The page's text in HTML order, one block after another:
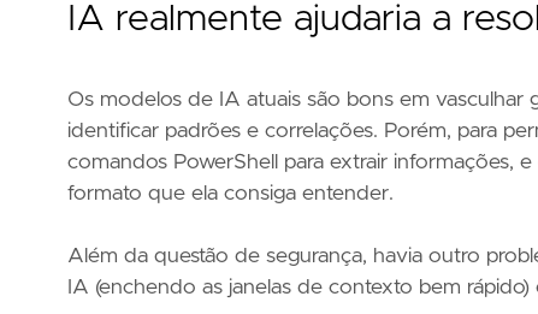
IA realmente ajudaria a
Os modelos de IA atuais são bons em vasculhar
identificar padrões e correlações. Porém, para
comandos PowerShell para extrair informações,
formato que ela consiga entender.
Além da questão de segurança, havia outro
IA (enchendo as janelas de contexto bem